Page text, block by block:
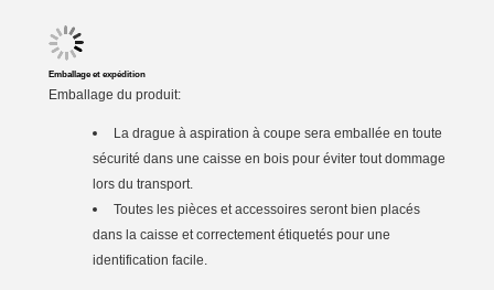
Emballage et expédition
Emballage du produit:
La drague à aspiration à coupe sera emballée en toute
sécurité dans une caisse en bois pour éviter tout dommage
lors du transport.
Toutes les pièces et accessoires seront bien placés
dans la caisse et correctement étiquetés pour une
identification facile.